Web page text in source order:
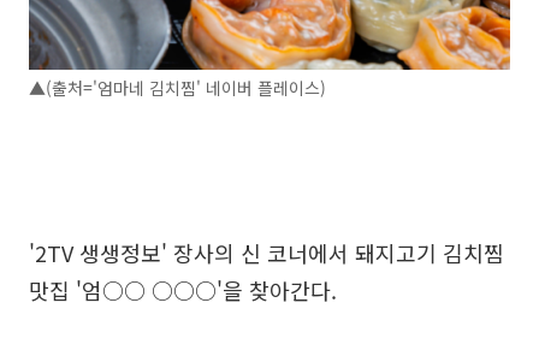
▲(출처='엄마네 김치찜' 네이버 플레이스)
'2TV 생생정보' 장사의 신 코너에서 돼지고기 김치찜
맛집 '엄○○ ○○○'을 찾아간다.